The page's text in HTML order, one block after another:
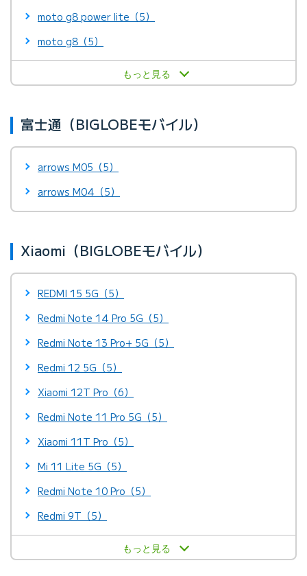
moto g8 power lite（5）
moto g8（5）
もっと見る
富士通（BIGLOBEモバイル）
arrows M05（5）
arrows M04（5）
Xiaomi（BIGLOBEモバイル）
REDMI 15 5G（5）
Redmi Note 14 Pro 5G（5）
Redmi Note 13 Pro+ 5G（5）
Redmi 12 5G（5）
Xiaomi 12T Pro（6）
Redmi Note 11 Pro 5G（5）
Xiaomi 11T Pro（5）
Mi 11 Lite 5G（5）
Redmi Note 10 Pro（5）
Redmi 9T（5）
もっと見る